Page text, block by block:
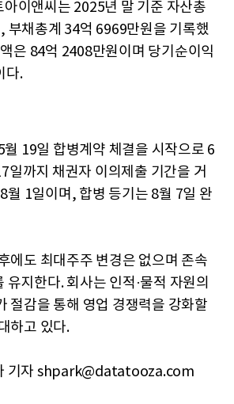
이앤씨는 2025년 말 기준 자산총
부채총계 34억 6969만원을 기록했
은 84억 2408만원이며 당기순이익
다.
월 19일 합병계약 체결을 시작으로 6
일까지 채권자 이의제출 기간을 거
월 1일이며, 합병 등기는 8월 7일 완
에도 최대주주 변경은 없으며 존속
유지한다. 회사는 인적·물적 자원의
절감을 통해 영업 경쟁력을 강화할
하고 있다.
기자 shpark@datatooza.com